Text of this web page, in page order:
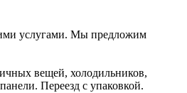
услугами. Мы предложим
вещей, холодильников,
Переезд с упаковкой.